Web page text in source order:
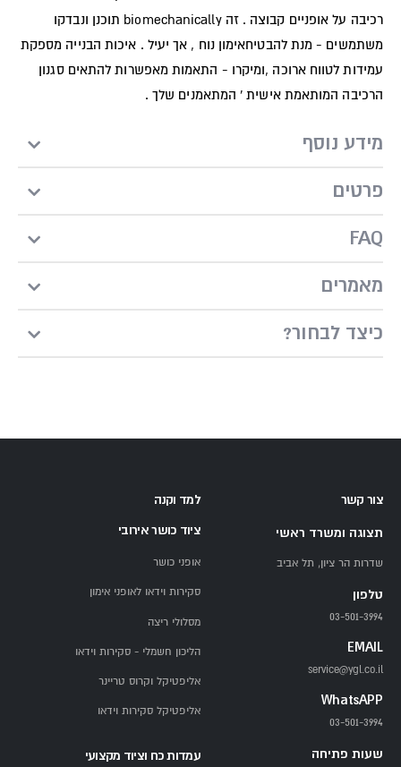
רכיבה על אופניים קבוצה . זה biomechanically תוכנן ונבדקו
משתמשים - מנת להבטיחאימון נוח , אך יעיל . איכות הבנייה מספקת
עמידות לטווח ארוכה ,ומיקרו - התאמות מאפשרות להתאים סגנון
הרכיבה המותאמת אישית ' המתאמנים שלך .
מידע נוסף
פרטים
FAQ
מאמרים
?כיצד לבחור
צור קשר
תצוגה ומשרד ראשי
שדרות הר ציון, תל אביב
טלפון
03-501-3994
EMAIL
service@ygl.co.il
WhatsAPP
03-501-3994
שעות פתיחה
למד וקנה
ציוד כושר אירובי
אופני כושר
סקירות וידאו לאופני אימון
מסלולי ריצה
הליכון חשמלי - סקירות וידאו
אליפטיקל וקרוס טריינר
אליפטיקל סקירות וידאו
עמדות כח וציוד מקצועי